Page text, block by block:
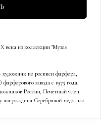
века из коллекции "Музея
художник по росписи фарфора,
завода с 1975 года.
России, Почетный член
награждена Серебряной медалью